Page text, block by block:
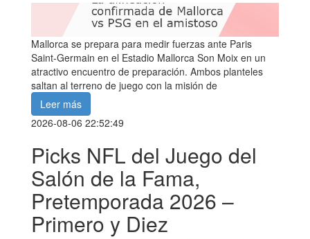
Mallorca se prepara para medir fuerzas ante Paris
Saint-Germain en el Estadio Mallorca Son Moix en un
atractivo encuentro de preparación. Ambos planteles
saltan al terreno de juego con la misión de
Leer más
2026-08-06 22:52:49
Picks NFL del Juego del
Salón de la Fama,
Pretemporada 2026 –
Primero y Diez